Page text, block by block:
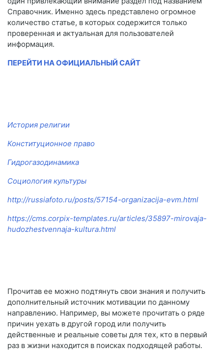
Справочник. Именно здесь представлено огромное
количество статье, в которых содержится только
проверенная и актуальная для пользователей
информация.
ПЕРЕЙТИ НА ОФИЦИАЛЬНЫЙ САЙТ
История религии
Конституционное право
Гидрогазодинамика
Социология культуры
http://russiafoto.ru/posts/57154-organizacija-evm.html
https://cms.corpix-templates.ru/articles/35897-mirovaja-
hudozhestvennaja-kultura.html
Прочитав ее можно подтянуть свои знания и получить
дополнительный источник мотивации по данному
направлению. Например, вы можете прочитать о ряде
причин уехать в другой город или получить
действенные и реальные советы для тех, кто в первый
раз в жизни находится в поисках подходящей работы.